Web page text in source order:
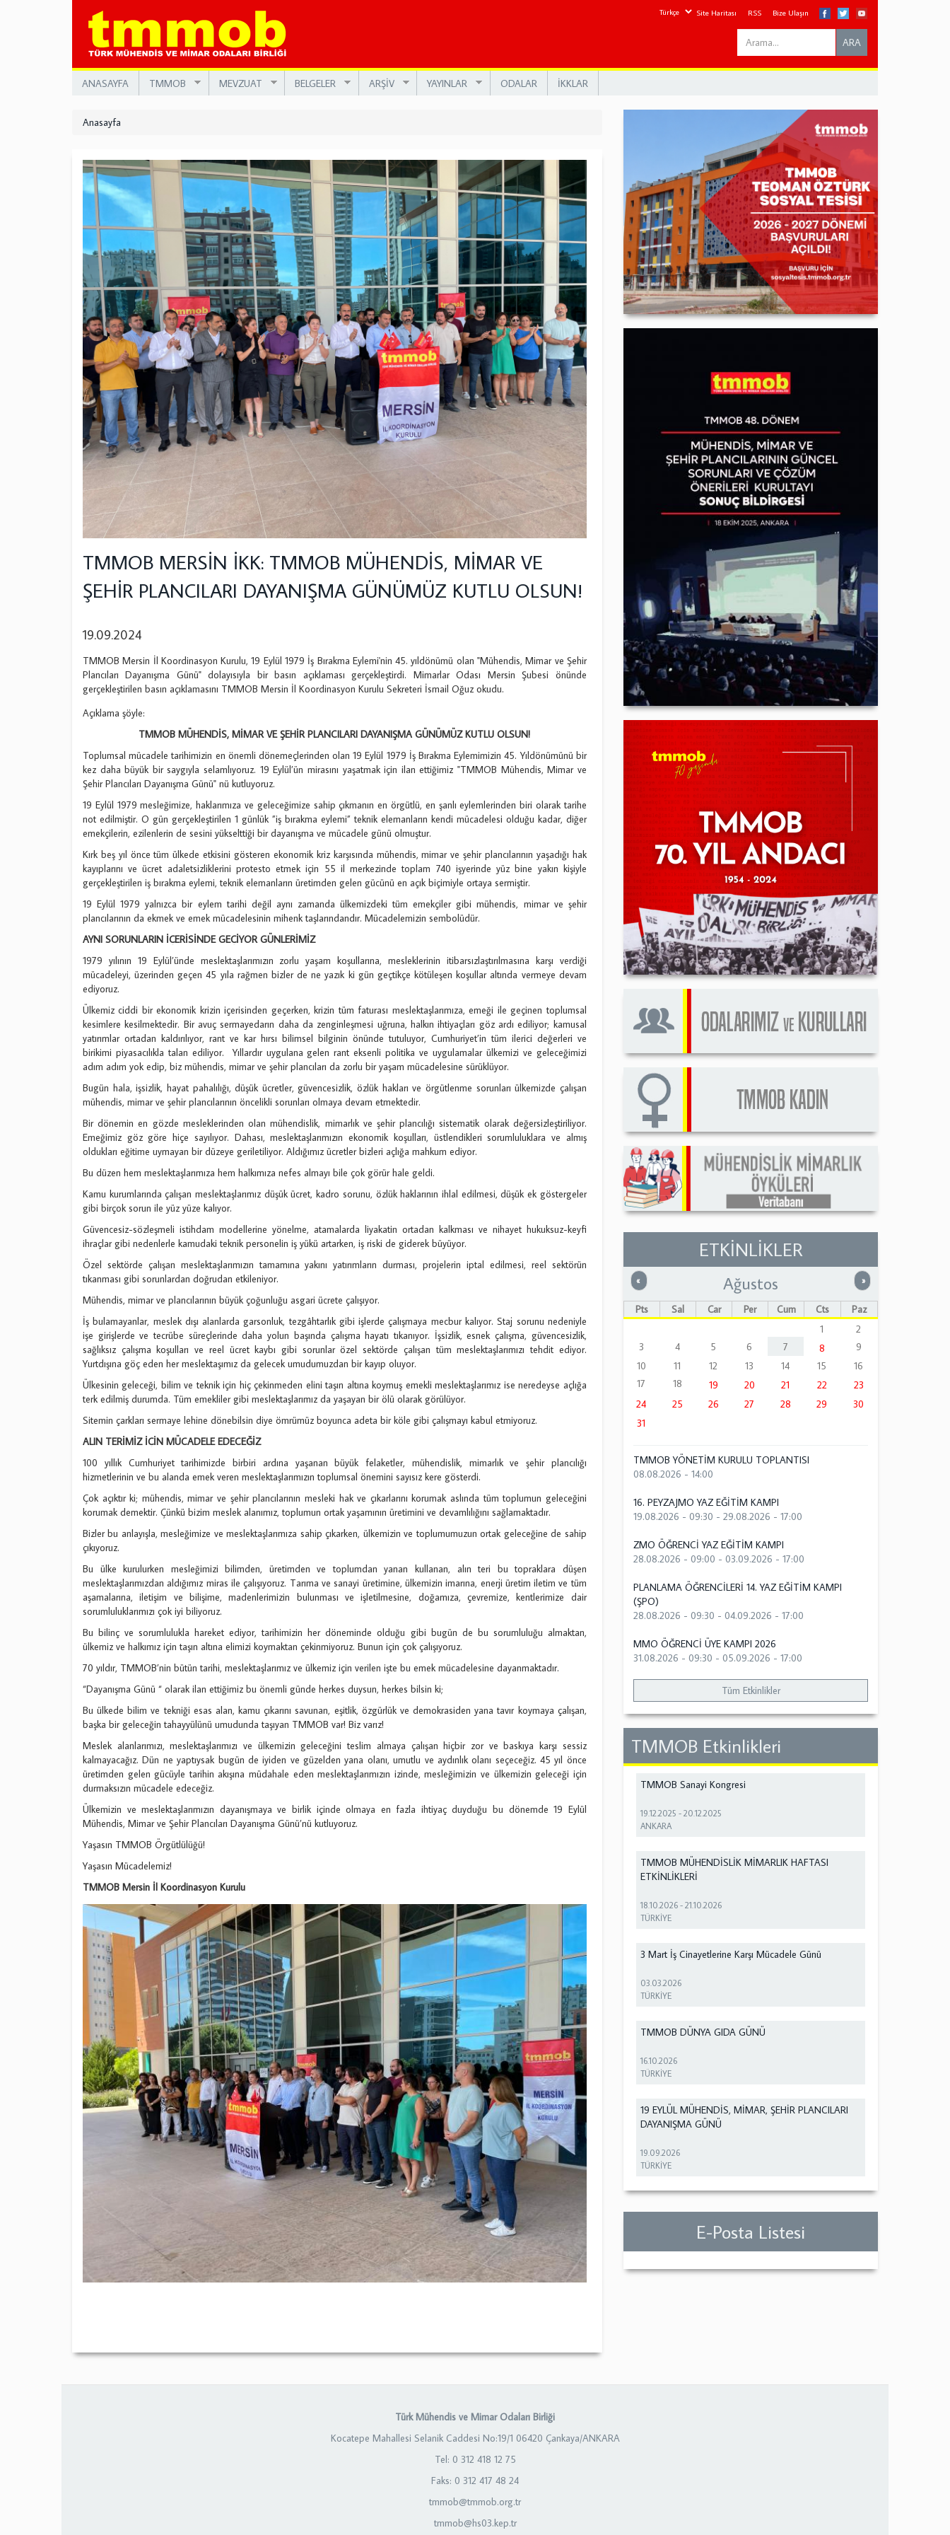
Site Haritası RSS Bize Ulaşın
Search
this
ARA
ANASAYFA TMMOB MEVZUAT BELGELER ARŞİV YAYINLAR ODALAR İKKLAR
Anasayfa
TMMOB MERSİN İKK: TMMOB MÜHENDİS, MİMAR VE
ŞEHİR PLANCILARI DAYANIŞMA GÜNÜMÜZ KUTLU OLSUN!
19.09.2024
TMMOB Mersin İl Koordinasyon Kurulu, 19 Eylül 1979 İş Bırakma Eylemi'nin 45. yıldönümü olan "Mühendis, Mimar ve Şehir
Plancıları Dayanışma Günü" dolayısıyla bir basın açıklaması gerçekleştirdi. Mimarlar Odası Mersin Şubesi önünde
gerçekleştirilen basın açıklamasını TMMOB Mersin İl Koordinasyon Kurulu Sekreteri İsmail Oğuz okudu.
Açıklama şöyle:
TMMOB MÜHENDİS, MİMAR VE ŞEHİR PLANCILARI DAYANIŞMA GÜNÜMÜZ KUTLU OLSUN!
Toplumsal mücadele tarihimizin en önemli dönemeçlerinden olan 19 Eylül 1979 İş Bırakma Eylemimizin 45. Yıldönümünü bir
kez daha büyük bir saygıyla selamlıyoruz. 19 Eylül’ün mirasını yaşatmak için ilan ettiğimiz "TMMOB Mühendis, Mimar ve
Şehir Plancıları Dayanışma Günü" nü kutluyoruz.
19 Eylül 1979 mesleğimize, haklarımıza ve geleceğimize sahip çıkmanın en örgütlü, en şanlı eylemlerinden biri olarak tarihe
not edilmiştir. O gün gerçekleştirilen 1 günlük ”iş bırakma eylemi” teknik elemanların kendi mücadelesi olduğu kadar, diğer
emekçilerin, ezilenlerin de sesini yükselttiği bir dayanışma ve mücadele günü olmuştur.
Kırk beş yıl önce tüm ülkede etkisini gösteren ekonomik kriz karşısında mühendis, mimar ve şehir plancılarının yaşadığı hak
kayıplarını ve ücret adaletsizliklerini protesto etmek için 55 il merkezinde toplam 740 işyerinde yüz bine yakın kişiyle
gerçekleştirilen iş bırakma eylemi, teknik elemanların üretimden gelen gücünü en açık biçimiyle ortaya sermiştir.
19 Eylül 1979 yalnızca bir eylem tarihi değil aynı zamanda ülkemizdeki tüm emekçiler gibi mühendis, mimar ve şehir
plancılarının da ekmek ve emek mücadelesinin mihenk taşlarındandır. Mücadelemizin sembolüdür.
AYNI SORUNLARIN İÇERİSİNDE GEÇİYOR GÜNLERİMİZ
1979 yılının 19 Eylül’ünde meslektaşlarımızın zorlu yaşam koşullarına, mesleklerinin itibarsızlaştırılmasına karşı verdiği
mücadeleyi, üzerinden geçen 45 yıla rağmen bizler de ne yazık ki gün geçtikçe kötüleşen koşullar altında vermeye devam
ediyoruz.
Ülkemiz ciddi bir ekonomik krizin içerisinden geçerken, krizin tüm faturası meslektaşlarımıza, emeği ile geçinen toplumsal
kesimlere kesilmektedir. Bir avuç sermayedarın daha da zenginleşmesi uğruna, halkın ihtiyaçları göz ardı ediliyor; kamusal
yatırımlar ortadan kaldırılıyor, rant ve kar hırsı bilimsel bilginin önünde tutuluyor, Cumhuriyet’in tüm ilerici değerleri ve
birikimi piyasacılıkla talan ediliyor. Yıllardır uygulana gelen rant eksenli politika ve uygulamalar ülkemizi ve geleceğimizi
adım adım yok edip, biz mühendis, mimar ve şehir plancıları da zorlu bir yaşam mücadelesine sürüklüyor.
Bugün hala, işsizlik, hayat pahalılığı, düşük ücretler, güvencesizlik, özlük hakları ve örgütlenme sorunları ülkemizde çalışan
mühendis, mimar ve şehir plancılarının öncelikli sorunları olmaya devam etmektedir.
Bir dönemin en gözde mesleklerinden olan mühendislik, mimarlık ve şehir plancılığı sistematik olarak değersizleştiriliyor.
Emeğimiz göz göre hiçe sayılıyor. Dahası, meslektaşlarımızın ekonomik koşulları, üstlendikleri sorumluluklara ve almış
oldukları eğitime uymayan bir düzeye geriletiliyor. Aldığımız ücretler bizleri açlığa mahkum ediyor.
Bu düzen hem meslektaşlarımıza hem halkımıza nefes almayı bile çok görür hale geldi.
Kamu kurumlarında çalışan meslektaşlarımız düşük ücret, kadro sorunu, özlük haklarının ihlal edilmesi, düşük ek göstergeler
gibi birçok sorun ile yüz yüze kalıyor.
Güvencesiz-sözleşmeli istihdam modellerine yönelme, atamalarda liyakatin ortadan kalkması ve nihayet hukuksuz-keyfi
ihraçlar gibi nedenlerle kamudaki teknik personelin iş yükü artarken, iş riski de giderek büyüyor.
Özel sektörde çalışan meslektaşlarımızın tamamına yakını yatırımların durması, projelerin iptal edilmesi, reel sektörün
tıkanması gibi sorunlardan doğrudan etkileniyor.
Mühendis, mimar ve plancılarının büyük çoğunluğu asgari ücrete çalışıyor.
İş bulamayanlar, meslek dışı alanlarda garsonluk, tezgâhtarlık gibi işlerde çalışmaya mecbur kalıyor. Staj sorunu nedeniyle
işe girişlerde ve tecrübe süreçlerinde daha yolun başında çalışma hayatı tıkanıyor. İşsizlik, esnek çalışma, güvencesizlik,
sağlıksız çalışma koşulları ve reel ücret kaybı gibi sorunlar özel sektörde çalışan tüm meslektaşlarımızı tehdit ediyor.
Yurtdışına göç eden her meslektaşımız da gelecek umudumuzdan bir kayıp oluyor.
Ülkesinin geleceği, bilim ve teknik için hiç çekinmeden elini taşın altına koymuş emekli meslektaşlarımız ise neredeyse açlığa
terk edilmiş durumda. Tüm emekliler gibi meslektaşlarımız da yaşayan bir ölü olarak görülüyor.
Sitemin çarkları sermaye lehine dönebilsin diye ömrümüz boyunca adeta bir köle gibi çalışmayı kabul etmiyoruz.
ALIN TERİMİZ İÇİN MÜCADELE EDECEĞİZ
100 yıllık Cumhuriyet tarihimizde birbiri ardına yaşanan büyük felaketler, mühendislik, mimarlık ve şehir plancılığı
hizmetlerinin ve bu alanda emek veren meslektaşlarımızın toplumsal önemini sayısız kere gösterdi.
Çok açıktır ki; mühendis, mimar ve şehir plancılarının mesleki hak ve çıkarlarını korumak aslında tüm toplumun geleceğini
korumak demektir. Çünkü bizim meslek alanımız, toplumun ortak yaşamının üretimini ve devamlılığını sağlamaktadır.
Bizler bu anlayışla, mesleğimize ve meslektaşlarımıza sahip çıkarken, ülkemizin ve toplumumuzun ortak geleceğine de sahip
çıkıyoruz.
Bu ülke kurulurken mesleğimizi bilimden, üretimden ve toplumdan yanan kullanan, alın teri bu topraklara düşen
meslektaşlarımızdan aldığımız miras ile çalışıyoruz. Tarıma ve sanayi üretimine, ülkemizin imarına, enerji üretim iletim ve tüm
aşamalarına, iletişim ve bilişime, madenlerimizin bulunması ve işletilmesine, doğamıza, çevremize, kentlerimize dair
sorumluluklarımızı çok iyi biliyoruz.
Bu bilinç ve sorumlulukla hareket ediyor, tarihimizin her döneminde olduğu gibi bugün de bu sorumluluğu almaktan,
ülkemiz ve halkımız için taşın altına elimizi koymaktan çekinmiyoruz. Bunun için çok çalışıyoruz.
70 yıldır, TMMOB’nin bütün tarihi, meslektaşlarımız ve ülkemiz için verilen işte bu emek mücadelesine dayanmaktadır.
“Dayanışma Günü “ olarak ilan ettiğimiz bu önemli günde herkes duysun, herkes bilsin ki;
Bu ülkede bilim ve tekniği esas alan, kamu çıkarını savunan, eşitlik, özgürlük ve demokrasiden yana tavır koymaya çalışan,
başka bir geleceğin tahayyülünü umudunda taşıyan TMMOB var! Biz varız!
Meslek alanlarımızı, meslektaşlarımızı ve ülkemizin geleceğini teslim almaya çalışan hiçbir zor ve baskıya karşı sessiz
kalmayacağız. Dün ne yaptıysak bugün de iyiden ve güzelden yana olanı, umutlu ve aydınlık olanı seçeceğiz. 45 yıl önce
üretimden gelen gücüyle tarihin akışına müdahale eden meslektaşlarımızın izinde, mesleğimizin ve ülkemizin geleceği için
durmaksızın mücadele edeceğiz.
Ülkemizin ve meslektaşlarımızın dayanışmaya ve birlik içinde olmaya en fazla ihtiyaç duyduğu bu dönemde 19 Eylül
Mühendis, Mimar ve Şehir Plancıları Dayanışma Günü’nü kutluyoruz.
Yaşasın TMMOB Örgütlülüğü!
Yaşasın Mücadelemiz!
TMMOB Mersin İl Koordinasyon Kurulu
ETKİNLİKLER
« Önceki »Sonraki
Ağustos
Pts Sal Çar Per Cum Cts
Paz
1
2
3
4 5 6 7 8
9
10
11 12 13 14 15
16
17
18 19 20 21 22
23
24
25 26 27 28 29
30
31
TMMOB YÖNETİM KURULU TOPLANTISI
08.08.2026 - 14:00
16. PEYZAJMO YAZ EĞİTİM KAMPI
19.08.2026 - 09:30 -29.08.2026 - 17:00
ZMO ÖĞRENCİ YAZ EĞİTİM KAMPI
28.08.2026 - 09:00 -03.09.2026 - 17:00
PLANLAMA ÖĞRENCİLERİ 14. YAZ EĞİTİM KAMPI
(ŞPO)
28.08.2026 - 09:30 -04.09.2026 - 17:00
MMO ÖĞRENCİ ÜYE KAMPI 2026
31.08.2026 - 09:30 -05.09.2026 - 17:00
Tüm Etkinlikler
TMMOB Etkinlikleri
TMMOB Sanayi Kongresi
19.12.2025 -20.12.2025
ANKARA
TMMOB MÜHENDİSLİK MİMARLIK HAFTASI
ETKİNLİKLERİ
18.10.2026 -21.10.2026
TÜRKİYE
3 Mart İş Cinayetlerine Karşı Mücadele Günü
03.03.2026
TÜRKİYE
TMMOB DÜNYA GIDA GÜNÜ
16.10.2026
TÜRKİYE
19 EYLÜL MÜHENDİS, MİMAR, ŞEHİR PLANCILARI
DAYANIŞMA GÜNÜ
19.09.2026
TÜRKİYE
E-Posta Listesi
Türk Mühendis ve Mimar Odaları Birliği
Kocatepe Mahallesi Selanik Caddesi No:19/1 06420 Çankaya/ANKARA
Tel: 0 312 418 12 75
Faks: 0 312 417 48 24
tmmob@tmmob.org.tr
tmmob@hs03.kep.tr